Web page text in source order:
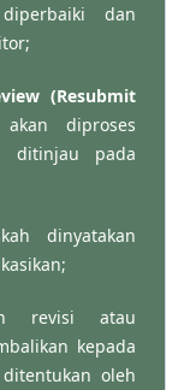
dan
(Resubmit
diproses
ditinjau pada
dinyatakan
revisi atau
kepada
oleh